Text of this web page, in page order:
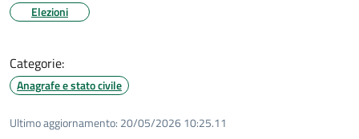
Elezioni
Categorie:
Anagrafe e stato civile
Ultimo aggiornamento: 20/05/2026 10:25.11